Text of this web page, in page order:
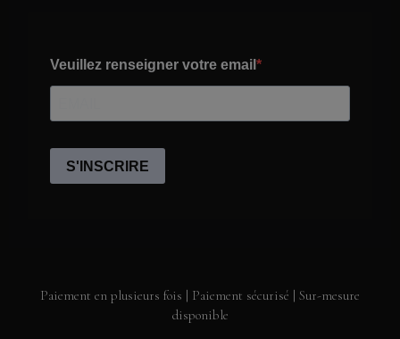
Paiement en plusieurs fois | Paiement sécurisé | Sur-mesure
disponible